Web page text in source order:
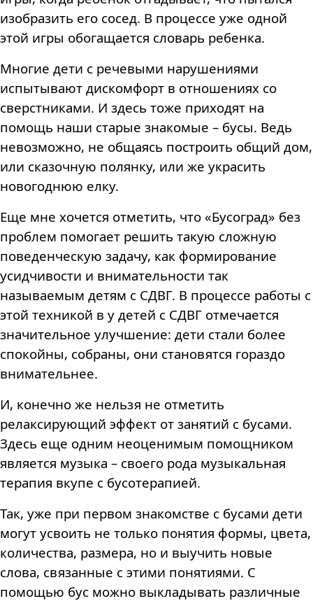
изобразить его сосед. В процессе уже одной
этой игры обогащается словарь ребенка.
Многие дети с речевыми нарушениями
испытывают дискомфорт в отношениях со
сверстниками. И здесь тоже приходят на
помощь наши старые знакомые – бусы. Ведь
невозможно, не общаясь построить общий дом,
или сказочную полянку, или же украсить
новогоднюю елку.
Еще мне хочется отметить, что «Бусоград» без
проблем помогает решить такую сложную
поведенческую задачу, как формирование
усидчивости и внимательности так
называемым детям с СДВГ. В процессе работы с
этой техникой в у детей с СДВГ отмечается
значительное улучшение: дети стали более
спокойны, собраны, они становятся гораздо
внимательнее.
И, конечно же нельзя не отметить
релаксирующий эффект от занятий с бусами.
Здесь еще одним неоценимым помощником
является музыка – своего рода музыкальная
терапия вкупе с бусотерапией.
Так, уже при первом знакомстве с бусами дети
могут усвоить не только понятия формы, цвета,
количества, размера, но и выучить новые
слова, связанные с этими понятиями. С
помощью бус можно выкладывать различные